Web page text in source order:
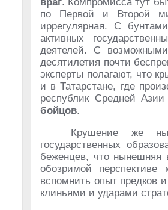
по Первой и Второй
иррегулярная. С
активных
деятелей. С
десятилетия почти
эксперты полагают, что
и в Татарстане, где
республик Средней
бойцов.
Крушение же
государственных
беженцев, что нынешняя
обозримой
вспомнить опыт предков
клиньями и ударами